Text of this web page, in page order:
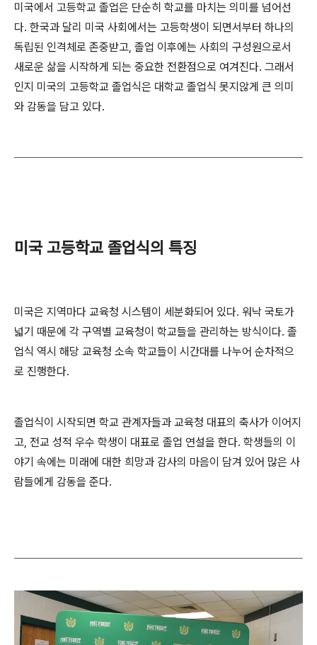
미국에서 고등학교 졸업은 단순히 학교를 마치는 의미를 넘어선
다. 한국과 달리 미국 사회에서는 고등학생이 되면서부터 하나의
독립된 인격체로 존중받고, 졸업 이후에는 사회의 구성원으로서
새로운 삶을 시작하게 되는 중요한 전환점으로 여겨진다. 그래서
인지 미국의 고등학교 졸업식은 대학교 졸업식 못지않게 큰 의미
와 감동을 담고 있다.
미국 고등학교 졸업식의 특징
미국은 지역마다 교육청 시스템이 세분화되어 있다. 워낙 국토가
넓기 때문에 각 구역별 교육청이 학교들을 관리하는 방식이다. 졸
업식 역시 해당 교육청 소속 학교들이 시간대를 나누어 순차적으
로 진행한다.
졸업식이 시작되면 학교 관계자들과 교육청 대표의 축사가 이어지
고, 전교 성적 우수 학생이 대표로 졸업 연설을 한다. 학생들의 이
야기 속에는 미래에 대한 희망과 감사의 마음이 담겨 있어 많은 사
람들에게 감동을 준다.